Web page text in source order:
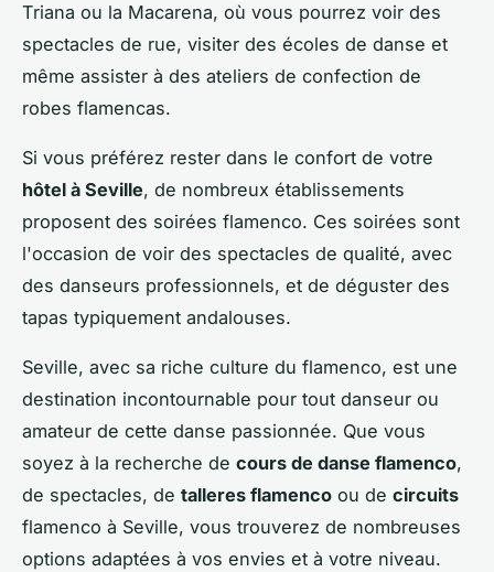
Triana ou la Macarena, où vous pourrez voir des
spectacles de rue, visiter des écoles de danse et
même assister à des ateliers de confection de
robes flamencas.
Si vous préférez rester dans le confort de votre
hôtel à Seville, de nombreux établissements
proposent des soirées flamenco. Ces soirées sont
l'occasion de voir des spectacles de qualité, avec
des danseurs professionnels, et de déguster des
tapas typiquement andalouses.
Seville, avec sa riche culture du flamenco, est une
destination incontournable pour tout danseur ou
amateur de cette danse passionnée. Que vous
soyez à la recherche de cours de danse flamenco,
de spectacles, de talleres flamenco ou de circuits
flamenco à Seville, vous trouverez de nombreuses
options adaptées à vos envies et à votre niveau.